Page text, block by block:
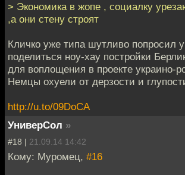
> Экономика в жопе , социалку
,а они стену строят
Кличко уже типа шутливо попросил
поделиться ноу-хау постройки
для воплощения в проекте украино-
Немцы охуели от дерзости и
http://u.to/09DoCA
УниверСол »
#18 | 21.09.14 14:42
Кому: Муромец, #16